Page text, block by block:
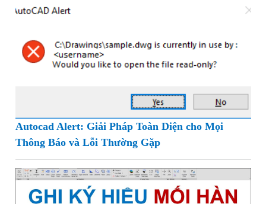
Autocad Alert: Giải Pháp Toàn Diện cho Mọi
Thông Báo và Lỗi Thường Gặp